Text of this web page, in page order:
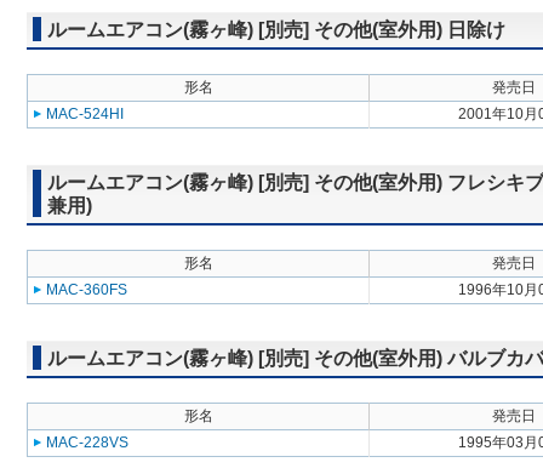
ルームエアコン(霧ヶ峰) [別売] その他(室外用) 日除け
形名
発売日
MAC-524HI
2001年10月
ルームエアコン(霧ヶ峰) [別売] その他(室外用) フレシキ
兼用)
形名
発売日
MAC-360FS
1996年10月
ルームエアコン(霧ヶ峰) [別売] その他(室外用) バルブカ
形名
発売日
MAC-228VS
1995年03月